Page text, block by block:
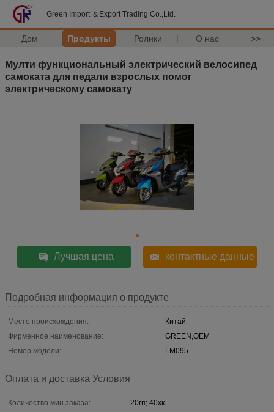
Green Import ＆Export Trading Co.,Ltd.
Дом Продукты Ролики О нас >>
Мулти функциональный электрический велосипед
самоката для педали взрослых помог
электрическому самокату
Лучшая цена контактные данные
Подробная информация о продукте
Место происхождения:
Китай
Фирменное наименование:
GREEN,OEM
Номер модели:
ГМ095
Оплата и доставка Условия
Количество мин заказа:
20гп; 40хк